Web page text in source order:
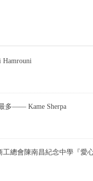
Hamrouni
多—— Kame Sherpa
總會陳南昌紀念中學『愛